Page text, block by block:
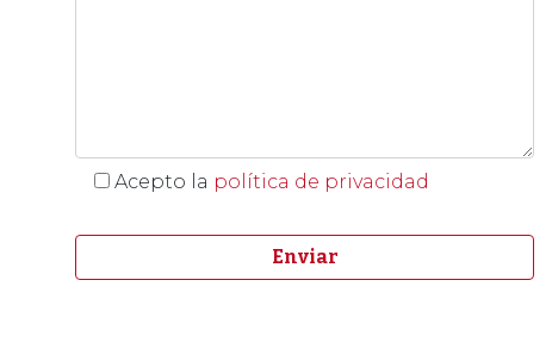
Acepto la política de privacidad